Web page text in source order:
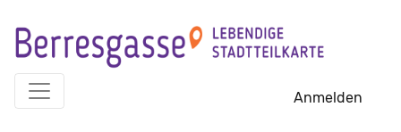
content
Anmelden